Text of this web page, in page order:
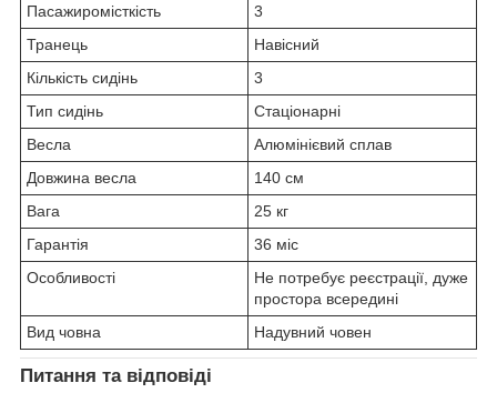
Пасажиромісткість
3
Транець
Навісний
Кількість сидінь
3
Тип сидінь
Стаціонарні
Весла
Алюмінієвий сплав
Довжина весла
140 см
Вага
25 кг
Гарантія
36 міс
Особливості
Не потребує реєстрації, дуже
простора всередині
Вид човна
Надувний човен
Питання та відповіді